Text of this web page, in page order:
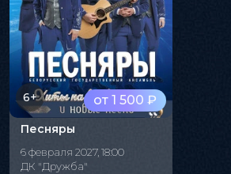
от 1 500 ₽
6+
Песняры
6 февраля 2027, 18:00
ДК "Дружба"